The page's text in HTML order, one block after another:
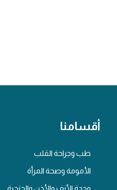
أقسامنا
طب وجراحة القلب
الأمومة وصحة المرأة
وحدة الأنف والأذن والحنجرة